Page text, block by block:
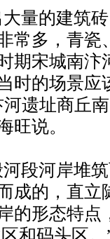
量的建筑
常多，青
期宋城南汴
时的场景应
遗址商丘
旺说。
段河岸堆
成的，直立
的形态特点
和码头区。